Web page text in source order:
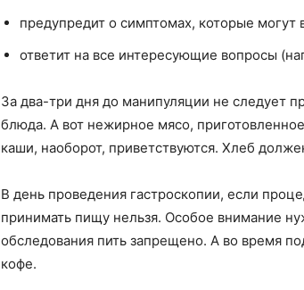
предупредит о симптомах, которые
ответит на все интересующие вопросы
За два-три дня до манипуляции не следует
блюда. А вот нежирное мясо,
каши, наоборот, приветствуются. Хлеб
В день проведения гастроскопии, если
принимать пищу нельзя. Особое внимание
обследования пить запрещено. А во время
кофе.